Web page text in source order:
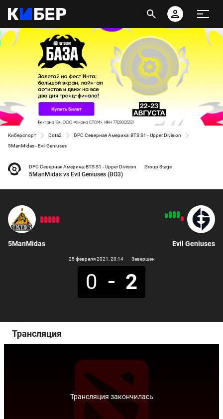
Киберспорт Dota2
DPC Северная Америка: BTS S1 - Upper Division
5ManMidas - Evil Geniuses
DPC Северная Америка: BTS S1 - Upper Division Group Stage
5ManMidas vs Evil Geniuses (BO3)
5ManMidas
25 февраля 2021 , 20:14 Завершен
0 2
Evil Geniuses
Трансляция
Трансляция закончилась